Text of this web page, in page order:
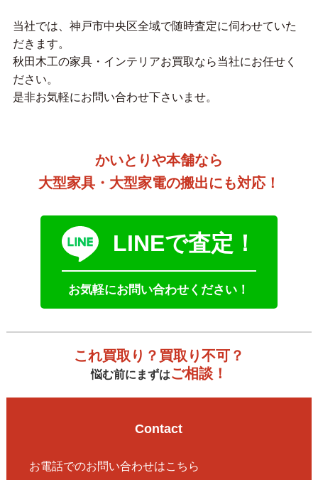
当社では、神戸市中央区全域で随時査定に伺わせていた
だきます。
秋田木工の家具・インテリアお買取なら当社にお任せく
ださい。
是非お気軽にお問い合わせ下さいませ。
かいとりや本舗なら
大型家具・大型家電の搬出にも対応！
LINEで査定！
お気軽にお問い合わせください！
これ買取り？買取り不可？
悩む前にまずはご相談！
Contact
お電話でのお問い合わせはこちら